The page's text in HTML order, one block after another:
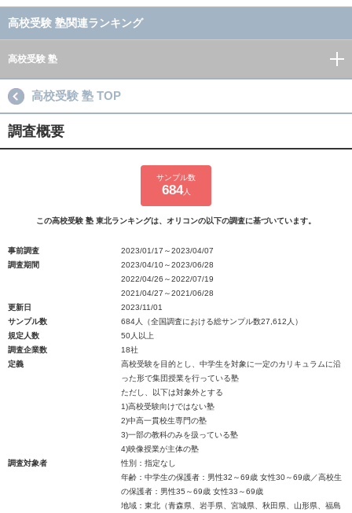
高校受験 塾関連ランキング
高校受験 塾
高校受験 塾 TOP
調査概要
サンプル数
684人
この高校受験 塾 東北ランキングは、オリコンの以下の調査に基づいています。
事前調査
2023/01/17～2023/04/07
調査期間
2023/04/10～2023/06/28
2022/04/26～2022/07/19
2021/04/27～2021/06/28
更新日
2023/11/01
サンプル数
684人（全国調査における総サンプル数27,612人）
規定人数
50人以上
調査企業数
18社
定義
高校受験を目的とし、中学生を対象に一定のカリキュラムに沿
った形で集団授業を行っている塾
ただし、以下は対象外とする
1)高校受験向けではない塾
2)中高一貫校生専門の塾
3)一部の教科のみを扱っている塾
4)映像授業が主体の塾
調査対象者
性別：指定なし
年齢：中学生の保護者：男性32～69歳 女性30～69歳／高校生
の保護者：男性35～69歳 女性33～69歳
地域：東北（青森県、岩手県、宮城県、秋田県、山形県、福島